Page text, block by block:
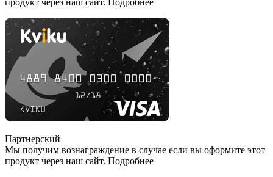
Партнерский
Мы получим вознаграждение в случае если вы оформите этот
продукт через наш сайт. Подробнее